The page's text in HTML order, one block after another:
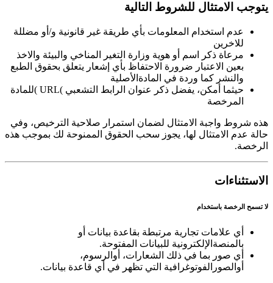
يتوجب الامتثال للشروط التالية
عدم استخدام المعلومات بأي طريقة غير قانونية و/أو مضللة
للاخرين
مرعاة ذكر اسم أو هوية وزارة التغير المناخي والبيئة والاخذ
بعين الاعتبار ضرورة الاحتفاظ بأي إشعار يتعلق بحقوق الطبع
والنشر كما وردة في المادةالأصلية
حيثما أمكن، يفضل ذكر عنوان الرابط التشعبي )URL )للمادة
المرخصة
هذه شروط واجبة الامتثال لضمان استمرار صلاحية الترخيص، وفي
حالة عدم الامتثال لها، يجوز سحب الحقوق الممنوحة لك بموجب هذه
الرخصة.
الاستثناءات
لا تسمح الرخصة باستخدام
أي علامات تجارية مرتبطة بقاعدة بيانات أو
بالمنصةالإلكترونية للبيانات المفتوحة.
أي صور بما في ذلك الشعارات، أوالرسوم،
أوالصورالفوتوغرافية التي تظهر في أي قاعدة بيانات.